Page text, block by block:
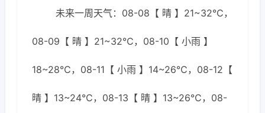
未来一周天气：08-08【 晴 】21~32℃，
08-09【 晴 】21~32℃，08-10【 小雨 】
18~28℃，08-11【 小雨 】14~26℃，08-12【
晴 】13~24℃，08-13【 晴 】13~26℃，08-